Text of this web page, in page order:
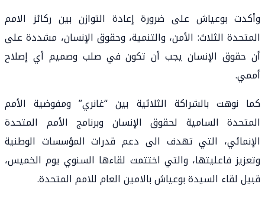
وأكدت بوعياش على ضرورة إعادة التوازن بين ركائز الامم
المتحدة الثلاث: الأمن، والتنمية، وحقوق الإنسان، مشددة على
أن حقوق الإنسان يجب أن تكون في صلب وصميم أي إصلاح
أممي.
كما نوهت بالشراكة الثلاثية بين “غانري” ومفوضية الأمم
المتحدة السامية لحقوق الإنسان وبرنامج الأمم المتحدة
الإنمائي، التي تهدف الى دعم قدرات المؤسسات الوطنية
وتعزيز فاعليتها، والتي اختتمت لقاءها السنوي يوم الخميس،
قبيل لقاء السيدة بوعياش بالامين العام للامم المتحدة.